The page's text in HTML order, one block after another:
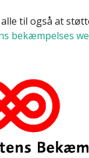
til også at
bekæmpelses